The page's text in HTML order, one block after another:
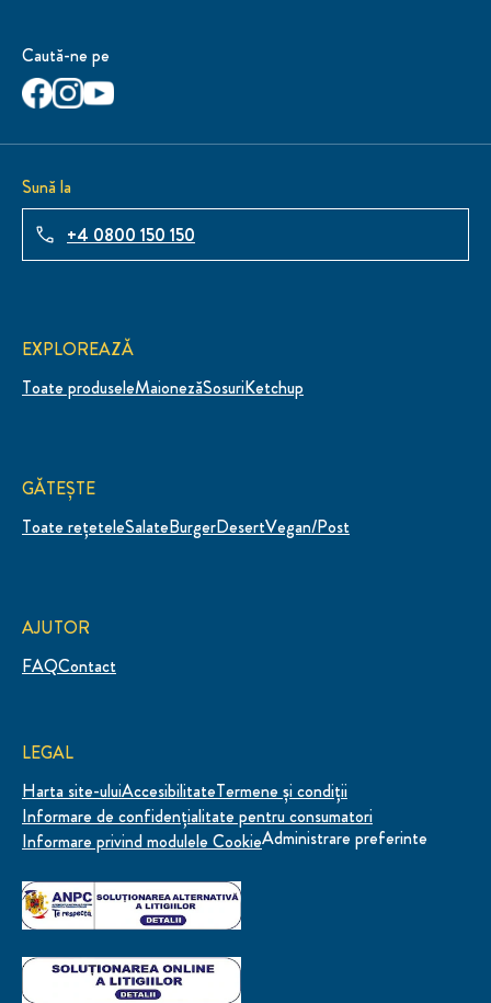
Caută-ne pe
Sună la
+4 0800 150 150
EXPLOREAZĂ
Toate produseleMaionezăSosuriKetchup
GĂTEȘTE
Toate rețeteleSalateBurgerDesertVegan/Post
AJUTOR
FAQContact
LEGAL
Harta site-uluiAccesibilitateTermene și condiții
Informare de confidenţialitate pentru consumatori
Informare privind modulele CookieAdministrare preferinte